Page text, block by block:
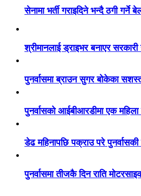
सेनामा भर्ती गराइदिने भन्दै ठगी गर्ने
श्रीमानलाई ड्राइभर बनाएर
पुनर्वासमा ब्राउन सुगर बोकेका
पुनर्वासको आईबीआरडीमा एक
डेढ महिनापछि पक्राउ परे पुनर्वासकी
पुनर्वासमा तीजकै दिन राति